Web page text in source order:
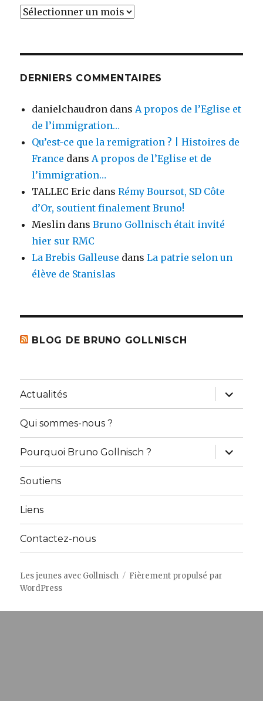
Archives
DERNIERS COMMENTAIRES
danielchaudron dansA propos de l’Eglise et
de l’immigration…
Qu’est-ce que la remigration ? | Histoires de
France dansA propos de l’Eglise et de
l’immigration…
TALLEC Eric dansRémy Boursot, SD Côte
d’Or, soutient finalement Bruno!
Meslin dansBruno Gollnisch était invité
hier sur RMC
La Brebis Galleuse dansLa patrie selon un
élève de Stanislas
BLOG DE BRUNO GOLLNISCH
Actualités
ouvrir
le
sous-
Qui sommes-nous ?
Pourquoi Bruno Gollnisch ?
ouvrir
le
sous-
Soutiens
Liens
Contactez-nous
Les jeunes avec Gollnisch
Fièrement propulsé par
WordPress